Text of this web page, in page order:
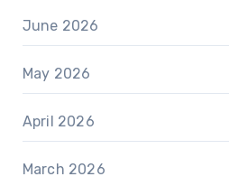
June 2026
May 2026
April 2026
March 2026